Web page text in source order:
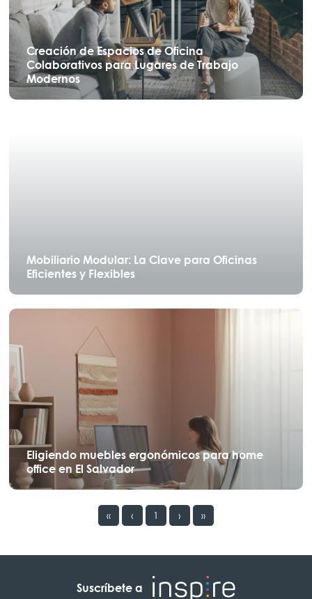
Creación de Espacios de Oficina
Colaborativos para Lugares de Trabajo
Modernos
Mobiliario Modular: La Clave para Oficinas
Eficientes y Flexibles
Eligiendo muebles ergonómicos para home
office en El Salvador
« ‹ 1 › »
Suscríbete a